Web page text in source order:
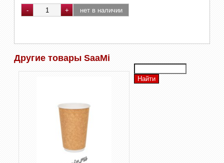
Другие товары SaaMi